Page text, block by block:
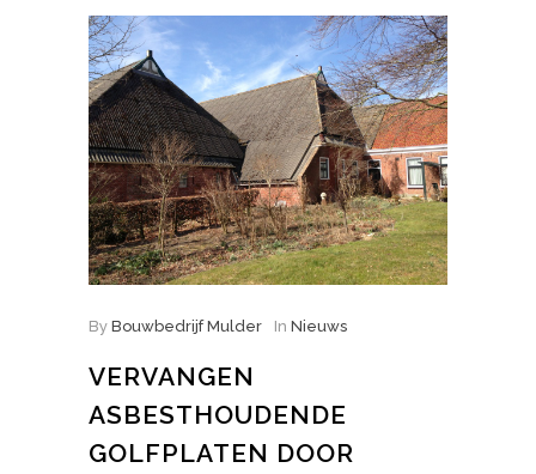
By Bouwbedrijf Mulder In Nieuws
VERVANGEN
ASBESTHOUDENDE
GOLFPLATEN DOOR